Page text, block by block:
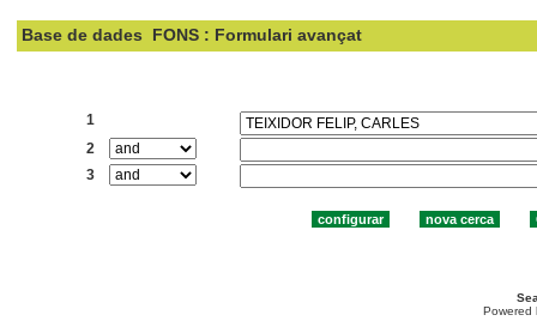
Base de dades FONS : Formulari avançat
1
2
3
Powered